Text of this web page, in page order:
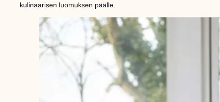
kulinaarisen luomuksen päälle.